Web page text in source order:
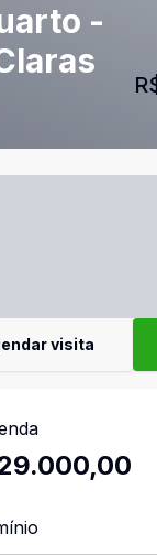
-
visita